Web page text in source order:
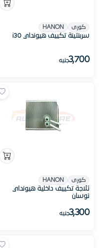
كورى HANON
سربنتينة تكييف هيونداي i30
3,700جنيه
كورى HANON
ثلاجة تكييف داخلية هيونداي
توسان
3,300جنيه